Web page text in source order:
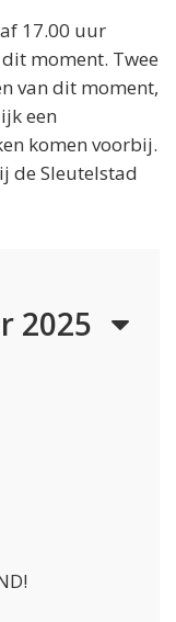
17.00 uur
moment. Twee
van dit moment,
een
komen voorbij.
de Sleutelstad
2025